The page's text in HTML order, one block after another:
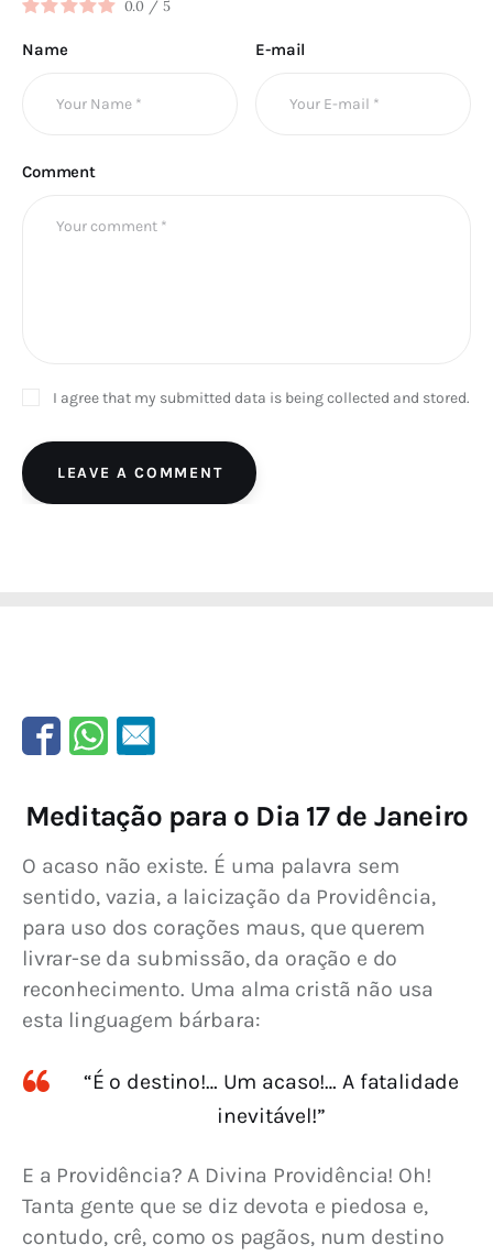
0.0 / 5
Name E-mail
Comment
I agree that my submitted data is being collected and stored.
LEAVE A COMMENT
Meditação para o Dia 17 de Janeiro
O acaso não existe. É uma palavra sem
sentido, vazia, a laicização da Providência,
para uso dos corações maus, que querem
livrar-se da submissão, da oração e do
reconhecimento. Uma alma cristã não usa
esta linguagem bárbara:
“É o destino!… Um acaso!… A fatalidade
inevitável!”
E a Providência? A Divina Providência! Oh!
Tanta gente que se diz devota e piedosa e,
contudo, crê, como os pagãos, num destino